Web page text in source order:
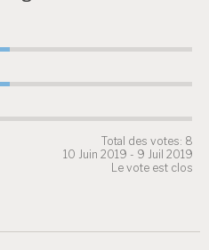
Total des votes: 8
10 Juin 2019 - 9 Juil 2019
Le vote est clos